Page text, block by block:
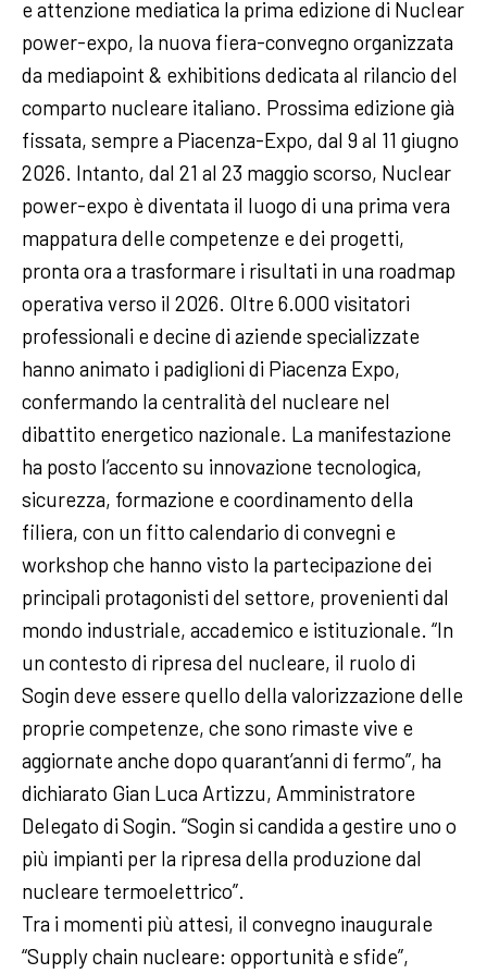
e attenzione mediatica la prima edizione di Nuclear
power-expo, la nuova fiera-convegno organizzata
da mediapoint & exhibitions dedicata al rilancio del
comparto nucleare italiano. Prossima edizione già
fissata, sempre a Piacenza-Expo, dal 9 al 11 giugno
2026. Intanto, dal 21 al 23 maggio scorso, Nuclear
power-expo è diventata il luogo di una prima vera
mappatura delle competenze e dei progetti,
pronta ora a trasformare i risultati in una roadmap
operativa verso il 2026. Oltre 6.000 visitatori
professionali e decine di aziende specializzate
hanno animato i padiglioni di Piacenza Expo,
confermando la centralità del nucleare nel
dibattito energetico nazionale. La manifestazione
ha posto l’accento su innovazione tecnologica,
sicurezza, formazione e coordinamento della
filiera, con un fitto calendario di convegni e
workshop che hanno visto la partecipazione dei
principali protagonisti del settore, provenienti dal
mondo industriale, accademico e istituzionale. “In
un contesto di ripresa del nucleare, il ruolo di
Sogin deve essere quello della valorizzazione delle
proprie competenze, che sono rimaste vive e
aggiornate anche dopo quarant’anni di fermo”, ha
dichiarato Gian Luca Artizzu, Amministratore
Delegato di Sogin. “Sogin si candida a gestire uno o
più impianti per la ripresa della produzione dal
nucleare termoelettrico”.
Tra i momenti più attesi, il convegno inaugurale
“Supply chain nucleare: opportunità e sfide”,